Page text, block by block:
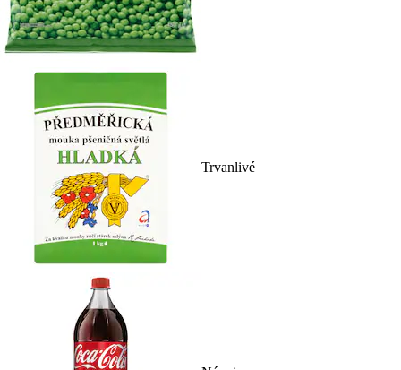
Trvanlivé